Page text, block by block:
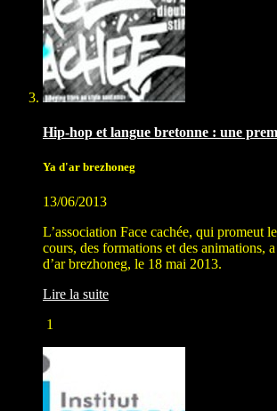
Hip-hop et langue bretonne : une
Ya d'ar brezhoneg
13/06/2013
L’association Face cachée, qui promeut
cours, des formations et des animations,
d’ar brezhoneg, le 18 mai 2013.
Lire la suite
1